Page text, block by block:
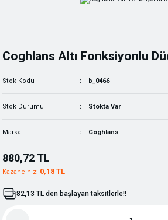
Coghlans Altı Fonksiyonlu
Stok Kodu b_0466
Stok Durumu Stokta Var
Marka Coghlans
880,72 TL
Kazancınız: 0,18 TL
82,13 TL den başlayan taksitlerle!!